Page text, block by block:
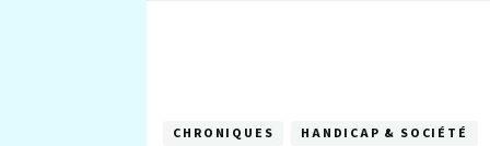
CHRONIQUES
HANDICAP & SOCIÉTÉ